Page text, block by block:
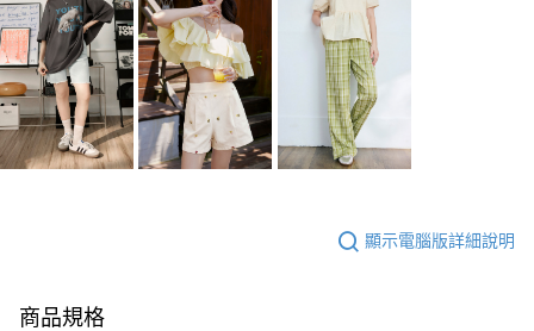
顯示電腦版詳細說明
商品規格